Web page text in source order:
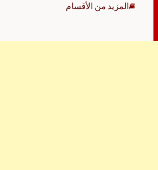
المزيد من الأقسام